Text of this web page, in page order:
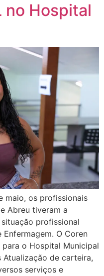
no Hospital
maio, os profissionais
Abreu tiveram a
profissional
O Coren
o Hospital Municipal
Atualização de carteira,
serviços e